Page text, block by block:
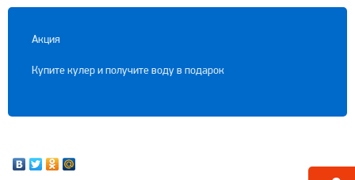
Акция
Купите кулер и получите воду в подарок